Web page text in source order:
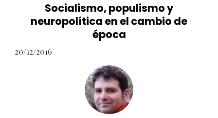
Socialismo, populismo y
neuropolítica en el cambio de
época
20/12/2016